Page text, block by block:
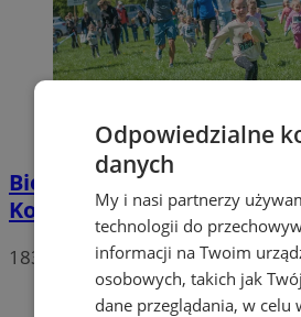
Bieg dla dzieci - Festiwal
Korfantego [FOTORELACJA]
183
Odpowiedzialne
danych
My i nasi partnerzy
technologii do
informacji na Twoim
osobowych, takich jak
dane przeglądania, w